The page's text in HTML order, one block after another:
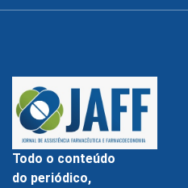
Todo o conteúdo
do periódico,